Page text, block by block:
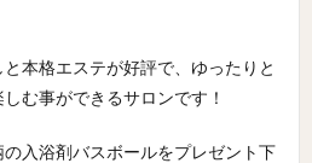
本格エステが好評で、ゆったりと
む事ができるサロンです！
入浴剤バスボールをプレゼント下